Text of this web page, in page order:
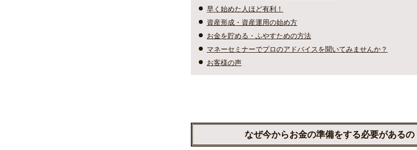
早く始めた人ほど有利！
資産形成・資産運用の始め方
お金を貯める・ふやすための方法
マネーセミナーでプロのアドバイスを聞いてみませんか？
お客様の声
なぜ今からお金の準備をする必要があるの